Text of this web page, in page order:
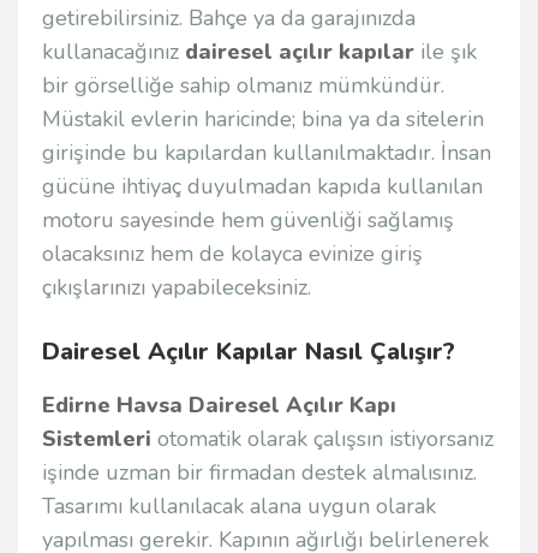
getirebilirsiniz. Bahçe ya da garajınızda
kullanacağınız dairesel açılır kapılar ile şık
bir görselliğe sahip olmanız mümkündür.
Müstakil evlerin haricinde; bina ya da sitelerin
girişinde bu kapılardan kullanılmaktadır. İnsan
gücüne ihtiyaç duyulmadan kapıda kullanılan
motoru sayesinde hem güvenliği sağlamış
olacaksınız hem de kolayca evinize giriş
çıkışlarınızı yapabileceksiniz.
Dairesel Açılır Kapılar Nasıl Çalışır?
Edirne Havsa Dairesel Açılır Kapı
Sistemleri otomatik olarak çalışsın istiyorsanız
işinde uzman bir firmadan destek almalısınız.
Tasarımı kullanılacak alana uygun olarak
yapılması gerekir. Kapının ağırlığı belirlenerek